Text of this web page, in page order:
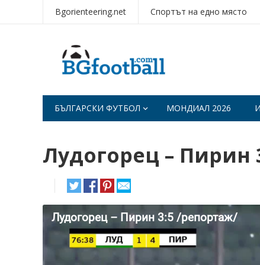
Bgorienteering.net Спортът на едно място
БЪЛГАРСКИ ФУТБОЛ МОНДИАЛ 2026
Лудогорец – Пирин